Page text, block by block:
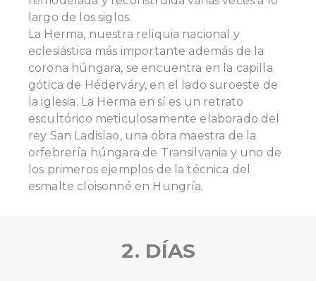
largo de los siglos.
La Herma, nuestra reliquia nacional y
eclesiástica más importante además de la
corona húngara, se encuentra en la capilla
gótica de Héderváry, en el lado suroeste de
la iglesia. La Herma en sí es un retrato
escultórico meticulosamente elaborado del
rey San Ladislao, una obra maestra de la
orfebrería húngara de Transilvania y uno de
los primeros ejemplos de la técnica del
esmalte cloisonné en Hungría.
2. DÍAS